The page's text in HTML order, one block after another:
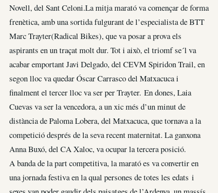
Novell, del Sant Celoni.La mitja marató va començar de forma
frenètica, amb una sortida fulgurant de l’especialista de BTT
Marc Trayter(Radical Bikes), que va posar a prova els
aspirants en un traçat molt dur. Tot i això, el triomf se´l va
acabar emportant Javi Delgado, del CEVM Spiridon Trail, en
segon lloc va quedar Óscar Carrasco del Matxacuca i
finalment el tercer lloc va ser per Trayter. En dones, Laia
Cuevas va ser la vencedora, a un xic més d’un minut de
distància de Paloma Lobera, del Matxacuca, que tornava a la
competició després de la seva recent maternitat. La ganxona
Anna Buxó, del CA Xaloc, va ocupar la tercera posició.
A banda de la part competitiva, la marató es va convertir en
una jornada festiva en la qual persones de totes les edats i